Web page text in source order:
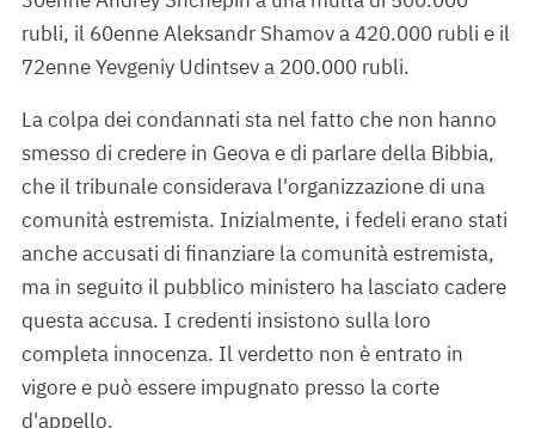
rubli, il 60enne Aleksandr Shamov a 420.000 rubli e il
72enne Yevgeniy Udintsev a 200.000 rubli.
La colpa dei condannati sta nel fatto che non hanno
smesso di credere in Geova e di parlare della Bibbia,
che il tribunale considerava l'organizzazione di una
comunità estremista. Inizialmente, i fedeli erano stati
anche accusati di finanziare la comunità estremista,
ma in seguito il pubblico ministero ha lasciato cadere
questa accusa. I credenti insistono sulla loro
completa innocenza. Il verdetto non è entrato in
vigore e può essere impugnato presso la corte
d'appello.